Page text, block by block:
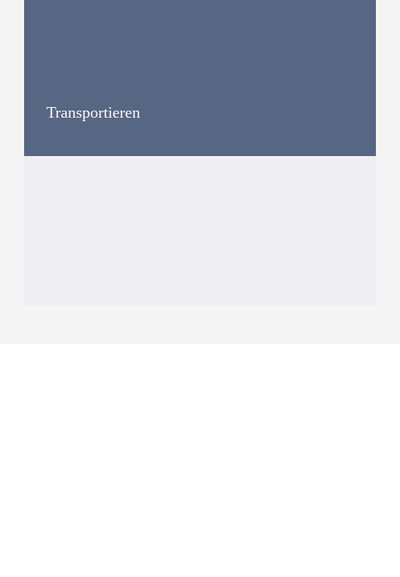
Transportieren